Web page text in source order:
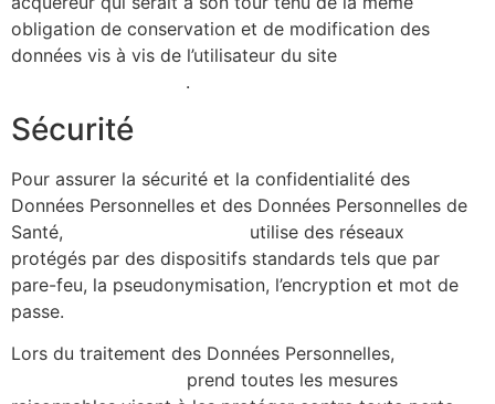
obligation de conservation et de modification des
données vis à vis de l’utilisateur du site
.
Sécurité
Pour assurer la sécurité et la confidentialité des
Données Personnelles et des Données Personnelles de
Santé,
utilise des réseaux
protégés par des dispositifs standards tels que par
pare-feu, la pseudonymisation, l’encryption et mot de
passe.
Lors du traitement des Données Personnelles,
prend toutes les mesures